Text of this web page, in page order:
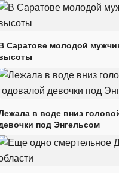
Саратове молодой
в воде вниз
под Энгельсом